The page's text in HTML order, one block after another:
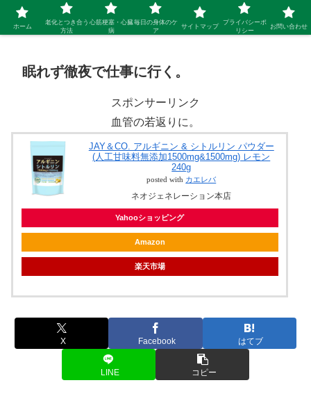
シニア 新しい人生を開拓するブログ
眠れず徹夜で仕事に行く。
スポンサーリンク
血管の若返りに。
JAY＆CO. アルギニン & シトルリン パウダー
(人工甘味料無添加1500mg&1500mg) レモン
240g
posted with カエレバ
ネオジェネレーション本店
Yahooショッピング
Amazon
楽天市場
X Facebook はてブ
LINE コピー
ホーム
老化とつき合う
方法
心筋梗塞・心臓
病
毎日の身体のケ
ア
サイトマップ
プライバシーポ
リシー
お問い合わせ